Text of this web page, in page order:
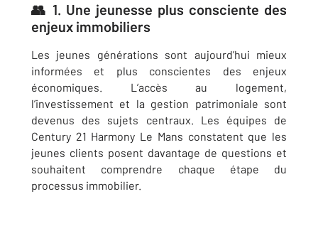
👥 1. Une jeunesse plus consciente des
enjeux immobiliers
Les jeunes générations sont aujourd’hui mieux
informées et plus conscientes des enjeux
économiques. L’accès au logement,
l’investissement et la gestion patrimoniale sont
devenus des sujets centraux. Les équipes de
Century 21 Harmony Le Mans constatent que les
jeunes clients posent davantage de questions et
souhaitent comprendre chaque étape du
processus immobilier.